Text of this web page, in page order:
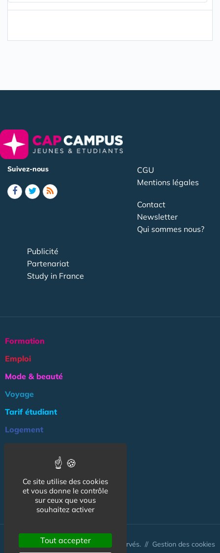
Suivez-nous
CGU
Mentions légales
Contact
Newsletter
Qui sommes nous?
Publicité
Partenariat
Study in France
Formation
Emploi
Mode & beauté
Voyage
Tarif étudiant
Logement
Association
NOS AUTRES SITES :
© CapCampus 2026 - Tous droits réservés. // Gestion des cookies
Ce site utilise des cookies
et vous donne le contrôle
sur ceux que vous
souhaitez activer
Tout accepter